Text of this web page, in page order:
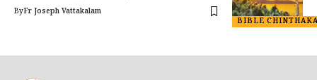
BIBLE
ByFr Joseph Vattakalam